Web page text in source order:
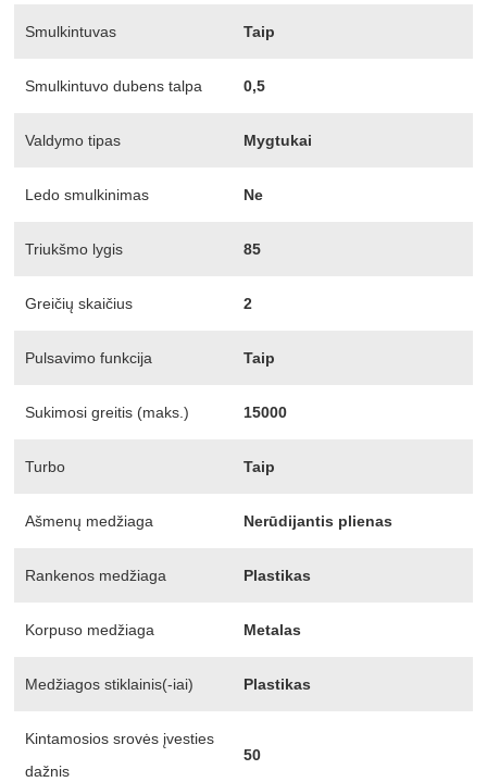
Smulkintuvas Taip
Smulkintuvo dubens talpa 0,5
Valdymo tipas Mygtukai
Ledo smulkinimas Ne
Triukšmo lygis 85
Greičių skaičius 2
Pulsavimo funkcija Taip
Sukimosi greitis (maks.) 15000
Turbo Taip
Ašmenų medžiaga Nerūdijantis plienas
Rankenos medžiaga Plastikas
Korpuso medžiaga Metalas
Medžiagos stiklainis(-iai) Plastikas
Kintamosios srovės įvesties
dažnis
50